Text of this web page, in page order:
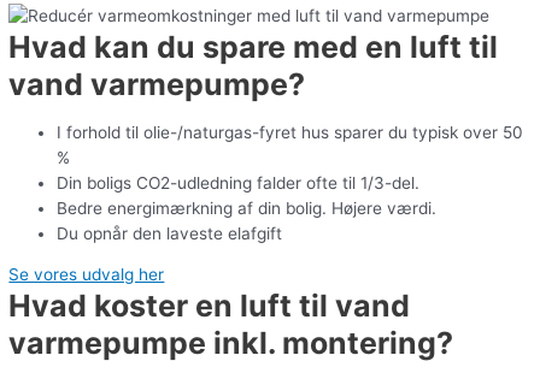
Hvad kan du spare med en luft til
vand varmepumpe?
I forhold til olie-/naturgas-fyret hus sparer du typisk over 50
%
Din boligs CO2-udledning falder ofte til 1/3-del.
Bedre energimærkning af din bolig. Højere værdi.
Du opnår den laveste elafgift
Se vores udvalg her
Hvad koster en luft til vand
varmepumpe inkl. montering?